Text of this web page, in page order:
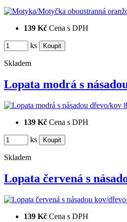
139 Kč Cena s DPH
ks
Skladem
Lopata modrá s
139 Kč Cena s DPH
ks
Skladem
Lopata červená s
139 Kč Cena s DPH